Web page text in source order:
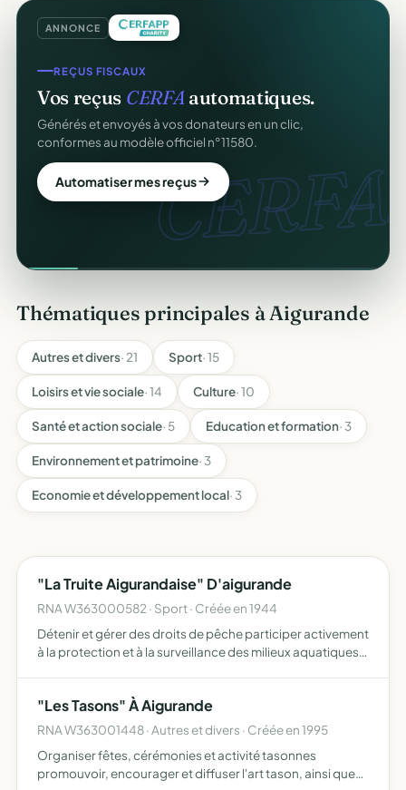
ANNONCE
CERFA.
REÇUS FISCAUX
Vos reçus CERFAautomatiques.
Générés et envoyés à vos donateurs en un clic,
conformes au modèle officiel n°11580.
Automatiser mes reçus
Thématiques principales à Aigurande
Autres et divers· 21 Sport· 15
Loisirs et vie sociale· 14 Culture· 10
Santé et action sociale· 5 Education et formation· 3
Environnement et patrimoine· 3
Economie et développement local· 3
"La Truite Aigurandaise" D'aigurande
RNA W363000582 · Sport · Créée en 1944
Détenir et gérer des droits de pêche participer activement
à la protection et à la surveillance des milieux aquatiques
"Les Tasons" À Aigurande
RNA W363001448 · Autres et divers · Créée en 1995
Organiser fêtes, cérémonies et activité tasonnes
promouvoir, encourager et diffuser l'art tason, ainsi que